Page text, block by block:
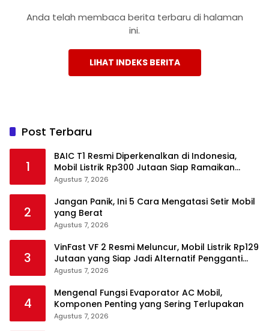
Anda telah membaca berita terbaru di halaman
ini.
LIHAT INDEKS BERITA
Post Terbaru
1
BAIC T1 Resmi Diperkenalkan di Indonesia,
Mobil Listrik Rp300 Jutaan Siap Ramaikan
Pasar EV
Agustus 7, 2026
2
Jangan Panik, Ini 5 Cara Mengatasi Setir Mobil
yang Berat
Agustus 7, 2026
3
VinFast VF 2 Resmi Meluncur, Mobil Listrik Rp129
Jutaan yang Siap Jadi Alternatif Pengganti
Motor
Agustus 7, 2026
4
Mengenal Fungsi Evaporator AC Mobil,
Komponen Penting yang Sering Terlupakan
Agustus 7, 2026